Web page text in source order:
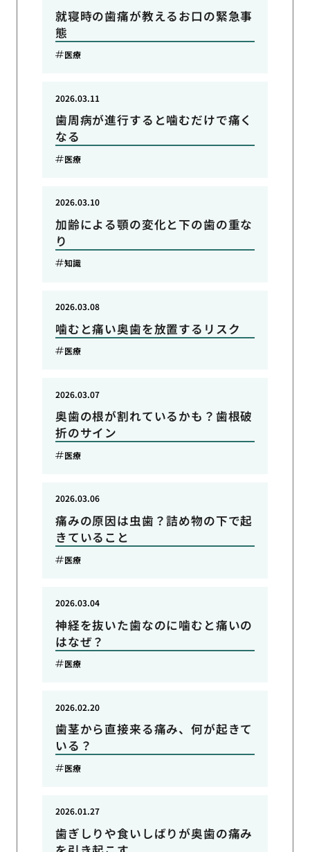
就寝時の歯痛が教えるお口の緊急事
態
医療
歯周病が進行すると噛むだけで痛く
なる
2026.03.11
医療
加齢による顎の変化と下の歯の重な
り
2026.03.10
知識
噛むと痛い奥歯を放置するリスク
2026.03.08
医療
奥歯の根が割れているかも？歯根破
折のサイン
2026.03.07
医療
痛みの原因は虫歯？詰め物の下で起
きていること
2026.03.06
医療
神経を抜いた歯なのに噛むと痛いの
はなぜ？
2026.03.04
医療
歯茎から直接来る痛み、何が起きて
いる？
2026.02.20
医療
歯ぎしりや食いしばりが奥歯の痛み
2026.01.27